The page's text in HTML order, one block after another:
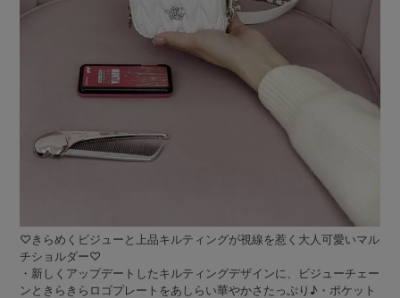
♡きらめくビジューと上品キルティングが視線を惹く大人可愛いマル
チショルダー♡
・新しくアップデートしたキルティングデザインに、ビジューチェー
ンときらきらロゴプレートをあしらい華やかさたっぷり♪・ポケット